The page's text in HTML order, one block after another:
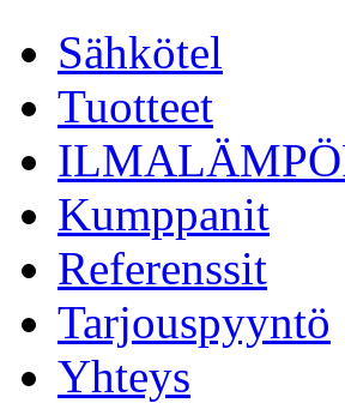
Sähkötel
Tuotteet
Kumppanit
Referenssit
Tarjouspyyntö
Yhteys